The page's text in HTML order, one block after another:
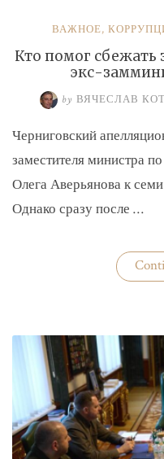
ВАЖНОЕ,
Кто помог сбежать
экс-
by ВЯЧЕСЛАВ
Черниговский
заместителя министра
Олега Аверьянова к
Однако сразу после …